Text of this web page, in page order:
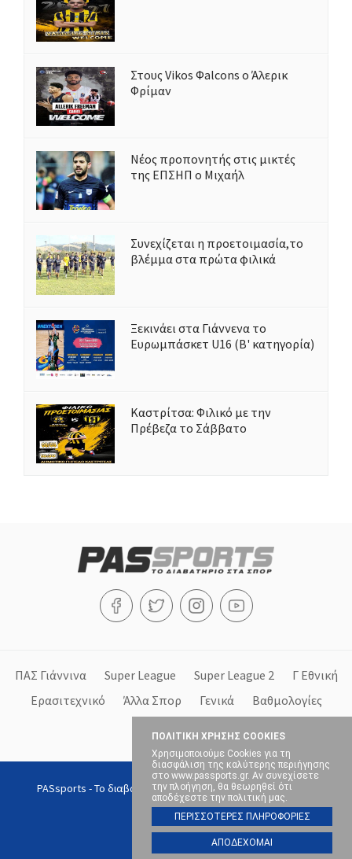
ΠΟΛΙΤΙΚΗ ΧΡΗΣΗΣ COOKIES
Χρησιμοποιούμε Cookies για τη
διασφάλιση της καλύτερης περιήγησης
στο www.passports.gr. Αν συνεχίσετε
την πλοήγηση, θα θεωρηθεί ότι
αποδέχεστε την πολιτική μας.
ΠΕΡΙΣΣΟΤΕΡΕΣ ΠΛΗΡΟΦΟΡΙΕΣ
ΑΠΟΔΕΧΟΜΑΙ
Στους Vikos Φalcons ο Άλερικ
Φρίμαν
Νέος προπονητής στις μικτές
της ΕΠΣΗΠ ο Μιχαήλ
Συνεχίζεται η προετοιμασία,το
βλέμμα στα πρώτα φιλικά
Ξεκινάει στα Γιάννενα το
Ευρωμπάσκετ U16 (Β' κατηγορία)
Καστρίτσα: Φιλικό με την
Πρέβεζα το Σάββατο
ΠΑΣ Γιάννινα Super League Super League 2
Γ Εθνική
Ερασιτεχνικό
Άλλα Σπορ Γενικά
Βαθμολογίες
PASsports - Το διαβατήριο στα σπορ, Copyright © 2026, All
rights reserved.